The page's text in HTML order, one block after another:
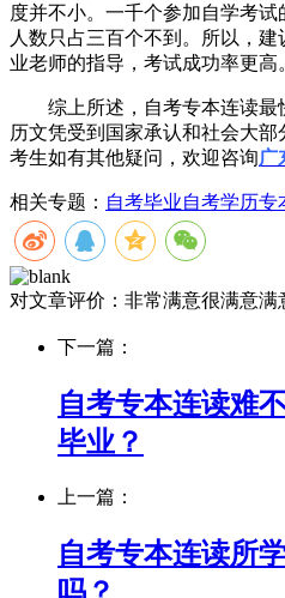
度并不小。一千个参加自学考
人数只占三百个不到。所以，
业老师的指导，考试成功率更高
综上所述，自考专本连读最
历文凭受到国家承认和社会大部
考生如有其他疑问，欢迎咨询广
相关专题： 自考毕业自考学历专
对文章评价： 非常满意很满意满
下一篇：
自考专本连读难
毕业？
上一篇：
自考专本连读所
吗？